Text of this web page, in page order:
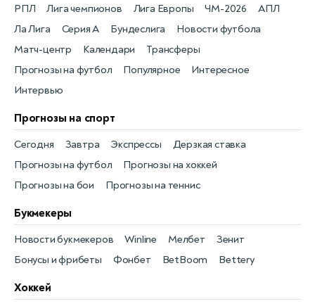
Новости футбола
РПЛ
Матч-центр
Лига чемпионов
Календари
Лига Европы
Трансферы
ЧМ-2026
Прогнозы на футбол
АПЛ
Популярное
Ла Лига
Интересное
Серия А
Интервью
Бундеслига
Прогнозы на спорт
Прогнозы на футбол
Сегодня
Прогнозы на хоккей
Завтра
Прогнозы на бои
Экспрессы
Прогнозы на теннис
Дерзкая ставка
Букмекеры
Бонусы и фрибеты
Новости букмекеров
Фонбет
Winline
BetBoom
Мелбет
Bettery
Зенит
Хоккей